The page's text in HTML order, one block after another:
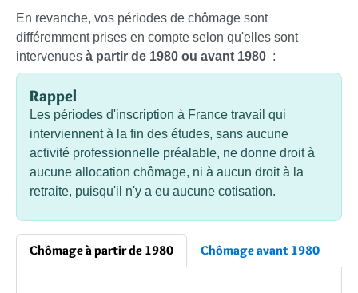
En revanche, vos périodes de chômage sont
différemment prises en compte selon qu'elles sont
intervenues à partir de 1980 ou avant 1980 :
Rappel
Les périodes d'inscription à France travail qui
interviennent à la fin des études, sans aucune
activité professionnelle préalable, ne donne droit à
aucune allocation chômage, ni à aucun droit à la
retraite, puisqu'il n'y a eu aucune cotisation.
Chômage à partir de 1980 Chômage avant 1980